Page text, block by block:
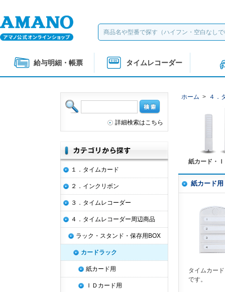
給与明細・帳票 タイムレコーダー
ホーム > ４．
紙カード・
紙カード用
タイムカー
です。
詳細検索はこちら
１．タイムカード
２．インクリボン
３．タイムレコーダー
４．タイムレコーダー周辺商品
ラック・スタンド・保存用BOX
カードラック
紙カード用
ＩＤカード用